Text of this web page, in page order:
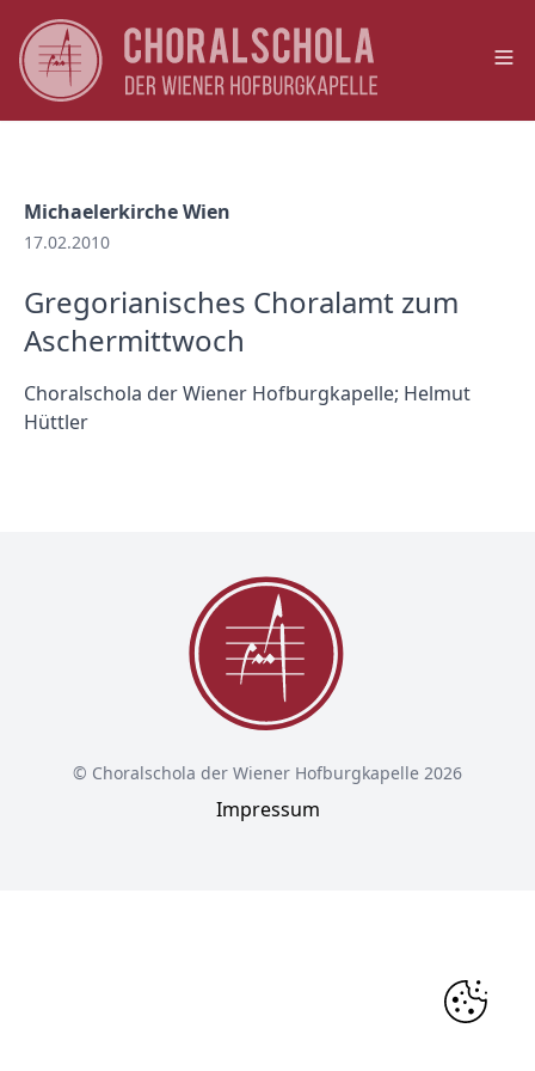
Michaelerkirche Wien
17.02.2010
Gregorianisches Choralamt zum
Aschermittwoch
Choralschola der Wiener Hofburgkapelle; Helmut
Hüttler
© Choralschola der Wiener Hofburgkapelle 2026
Impressum